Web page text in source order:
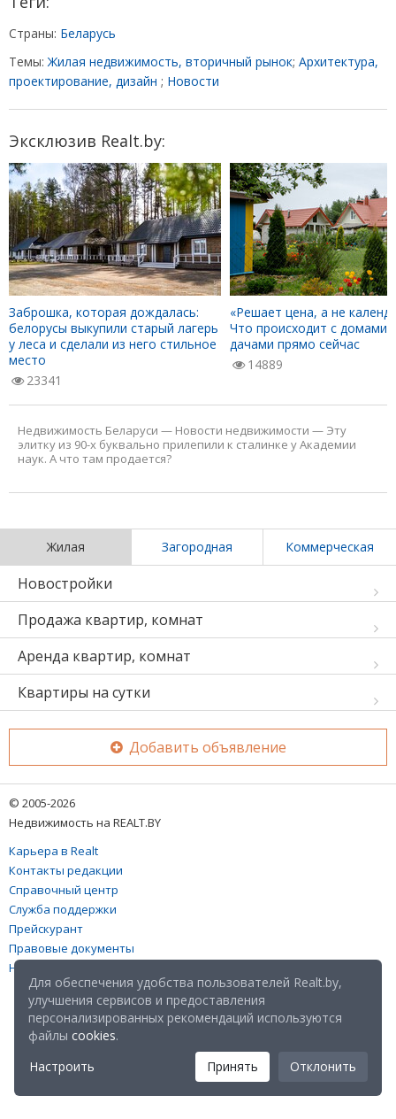
Страны: Беларусь
Темы:Жилая недвижимость, вторичный рынок; Архитектура,
проектирование, дизайн ; Новости
Эксклюзив Realt.by:
Заброшка, которая дождалась:
белорусы выкупили старый лагерь
у леса и сделали из него стильное
место
23341
«Решает цена, а не
Что происходит с домами
дачами прямо сейчас
14889
Недвижимость Беларуси — Новости недвижимости — Эту
элитку из 90-х буквально прилепили к сталинке у Академии
наук. А что там продается?
Жилая Загородная Коммерческая
Новостройки
Продажа квартир, комнат
Аренда квартир, комнат
Квартиры на сутки
Добавить объявление
© 2005-2026
Недвижимость на REALT.BY
Карьера в Realt
Контакты редакции
Справочный центр
Служба поддержки
Прейскурант
Правовые документы
Настройка файлов cookies
Для обеспечения удобства пользователей Realt.by,
улучшения сервисов и предоставления
персонализированных рекомендаций используются
файлы cookies.
Настроить
Принять Отклонить